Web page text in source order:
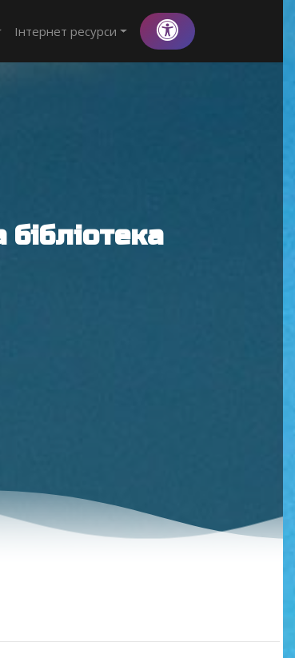
Інтернет ресурси